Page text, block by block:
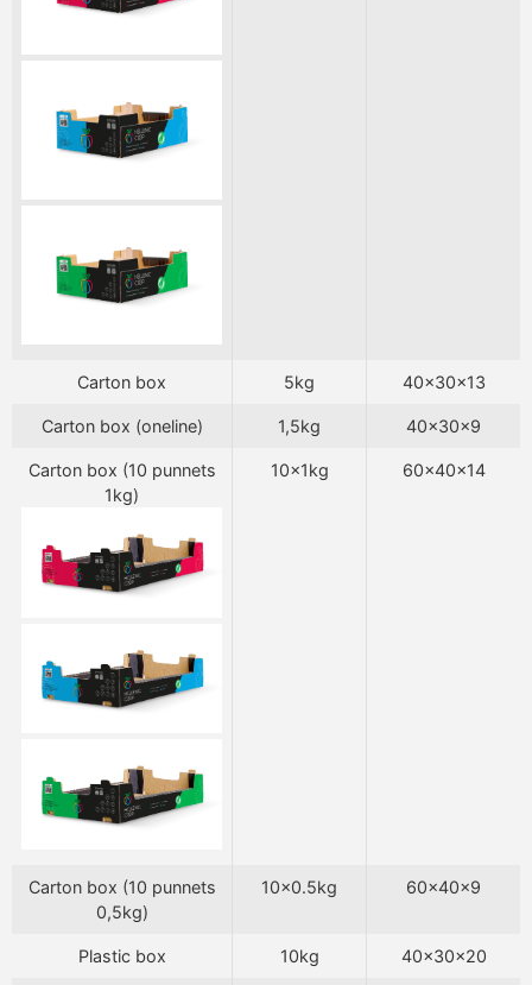
Carton box 5kg 40x30x13
Carton box (oneline) 1,5kg 40x30x9
Carton box (10 punnets
1kg)
10x1kg 60x40x14
Carton box (10 punnets
0,5kg)
10x0.5kg 60x40x9
Plastic box 10kg 40x30x20